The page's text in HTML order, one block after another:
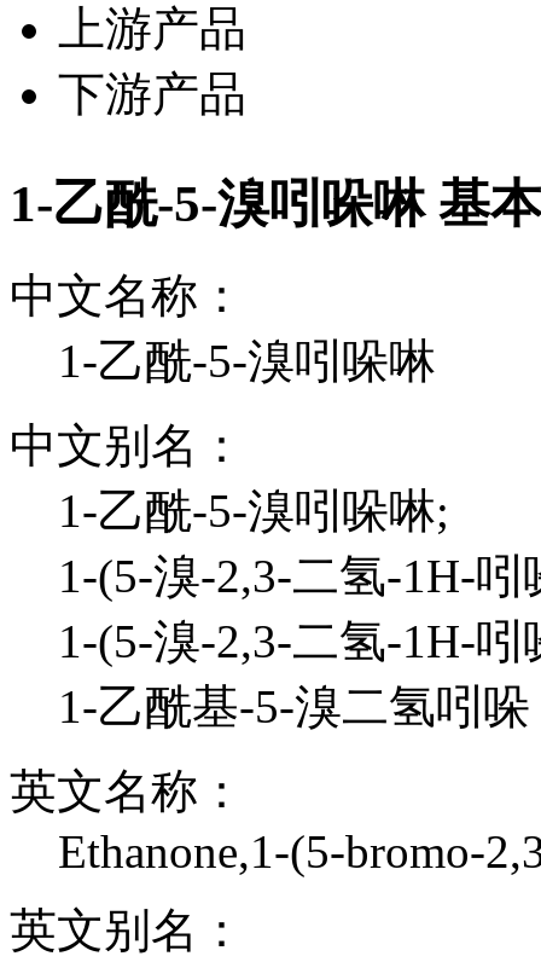
上游产品
下游产品
1-乙酰-5-溴吲哚啉 基
中文名称：
1-乙酰-5-溴吲哚啉
中文别名：
1-乙酰-5-溴吲哚啉;
1-(5-溴-2,3-二氢-1H-
1-(5-溴-2,3-二氢-1H-
1-乙酰基-5-溴二氢吲哚
英文名称：
Ethanone,1-(5-bromo-
英文别名：